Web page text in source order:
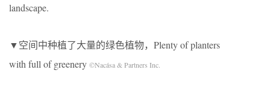
landscape.
▼空间中种植了大量的绿色植物，Plenty of planters
with full of greenery ©Nacása & Partners Inc.